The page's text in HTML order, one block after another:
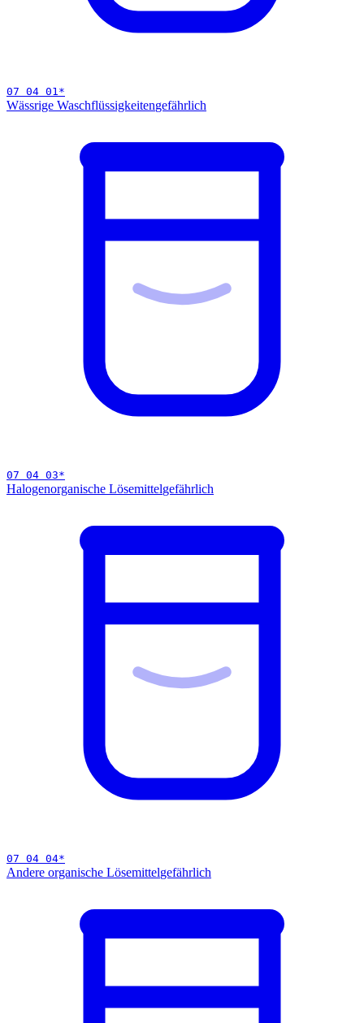
07 04 01*
Wässrige Waschflüssigkeitengefährlich
07 04 03*
Halogenorganische Lösemittelgefährlich
07 04 04*
Andere organische Lösemittelgefährlich